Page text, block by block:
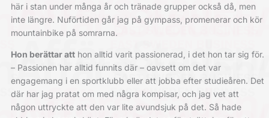
här i stan under många år och tränade grupper också då, men
inte längre. Nuförtiden går jag på gympass, promenerar och kör
mountainbike på somrarna.
Hon berättar atthon alltid varit passionerad, i det hon tar sig för.
– Passionen har alltid funnits där – oavsett om det var
engagemang i en sportklubb eller att jobba efter studie­åren. Det
där har jag pratat om med några kompisar, och jag vet att
någon uttryckte att den var lite avundsjuk på det. Så hade